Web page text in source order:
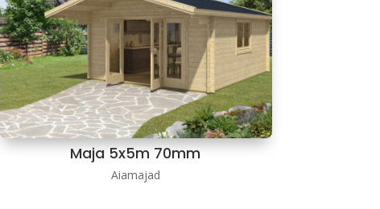
Maja 5x5m 70mm
Aiamajad